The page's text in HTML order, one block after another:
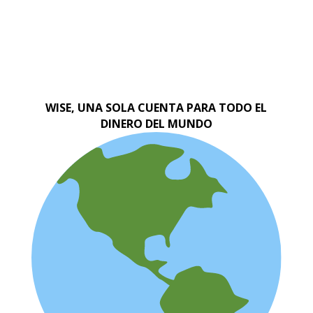
WISE, UNA SOLA CUENTA PARA TODO EL
DINERO DEL MUNDO